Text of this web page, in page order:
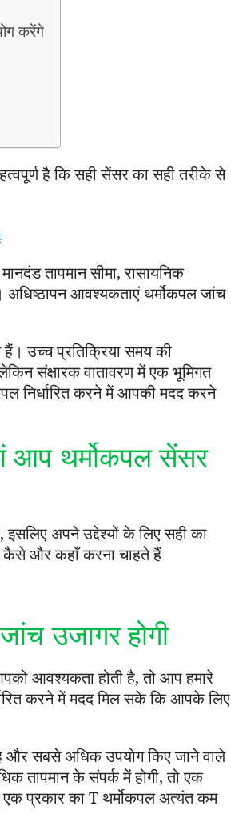
करेंगे
है कि सही सेंसर का सही तरीके से
तापमान सीमा, रासायनिक
आवश्यकताएं थर्मोकपल जांच
उच्च प्रतिक्रिया समय की
संक्षारक वातावरण में एक भूमिगत
निर्धारित करने में आपकी मदद करने
आप थर्मोकपल सेंसर
अपने उद्देश्यों के लिए सही का
और कहाँ करना चाहते हैं
उजागर होगी
आवश्यकता होती है, तो आप हमारे
करने में मदद मिल सके कि आपके लिए
और सबसे अधिक उपयोग किए जाने वाले
तापमान के संपर्क में होगी, तो एक
एक प्रकार का T थर्मोकपल अत्यंत कम